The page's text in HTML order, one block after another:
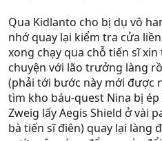
Qua Kidlanto cho bị dụ vô
nhớ quay lại kiểm tra cửa
xong chạy qua chỗ tiến sĩ
chuyện với lão trưởng làng
(phải tới bước này mới được
tìm kho báu-quest Nina bị
Zweig lấy Aegis Shield ở vài
bà tiến sĩ điên) quay lại làng